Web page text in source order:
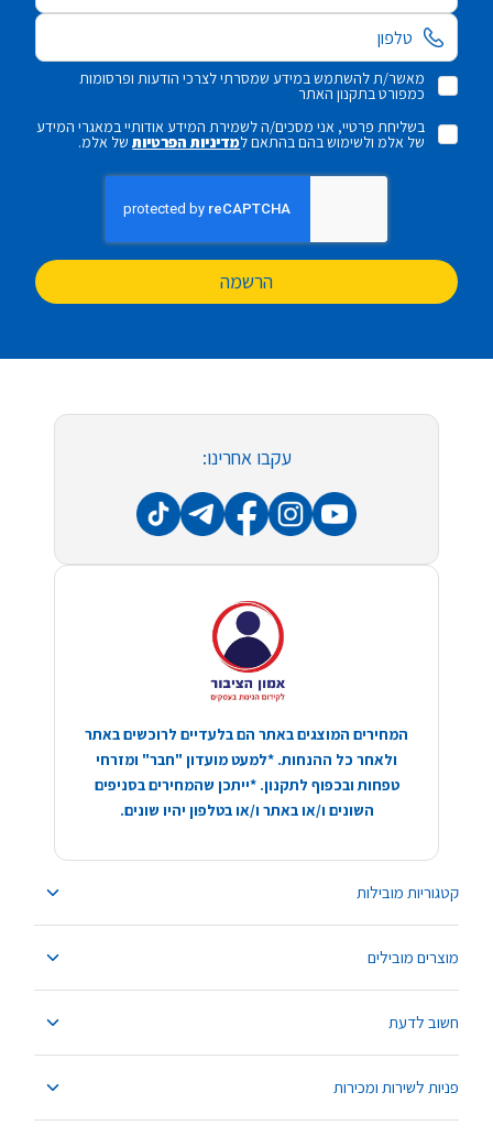
מאשר/ת להשתמש במידע שמסרתי לצרכי הודעות ופרסומות
כמפורט בתקנון האתר
בשליחת פרטיי, אני מסכים/ה לשמירת המידע אודותיי במאגרי המידע
של אלמ ולשימוש בהם בהתאם למדיניות הפרטיותשל אלמ.
הרשמה
קטגוריות מובילות
מוצרים מובילים
חשוב לדעת
פניות לשירות ומכירות
עקבו אחרינו:
המחירים המוצגים באתר הם בלעדיים לרוכשים באתר
ולאחר כל ההנחות. *למעט מועדון "חבר" ומזרחי
טפחות ובכפוף לתקנון. *ייתכן שהמחירים בסניפים
השונים ו/או באתר ו/או בטלפון יהיו שונים.